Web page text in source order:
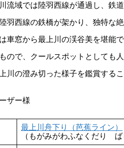
流域では陸羽西線が通過し、鉄
陸羽西線の鉄橋が架かり、独特な
車窓から最上川の渓谷美を堪能
ので、クールスポットとしても
川の澄み切った様子を鑑賞するこ
ザー様
最上川舟下り（芭蕉ライン）
（もがみがわふなくだり ば